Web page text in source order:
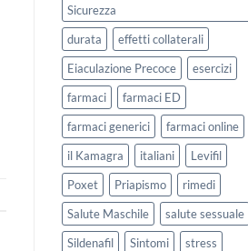
Sicurezza
durata
effetti collaterali
Eiaculazione Precoce
esercizi
farmaci
farmaci ED
farmaci generici
farmaci online
il Kamagra
italiani
Levifil
Poxet
Priapismo
rimedi
Salute Maschile
salute sessuale
Sildenafil
Sintomi
stress